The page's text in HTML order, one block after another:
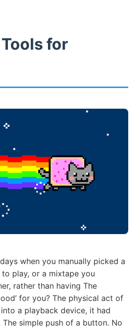
for
when you manually picked a
play, or a mixtape you
rather than having The
for you? The physical act of
a playback device, it had
The simple push of a button. No